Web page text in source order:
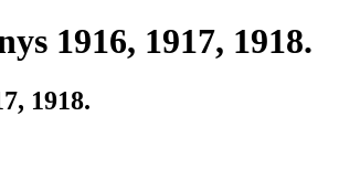
1916, 1917, 1918.
1918.